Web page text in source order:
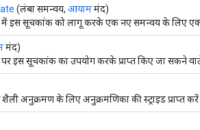
(लंबा समन्वय, आयाममंद)
इस सूचकांक को लागू करके एक नए समन्वय के लिए एक
मंद)
इस सूचकांक का उपयोग करके प्राप्त किए जा सकने वाले
अनुक्रमण के लिए अनुक्रमणिका की स्ट्राइड प्राप्त